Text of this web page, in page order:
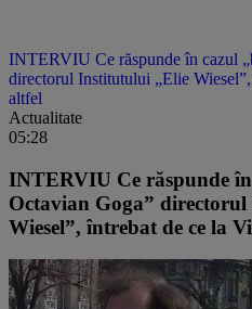
INTERVIU Ce răspunde în cazul
directorul Institutului „Elie
altfel
Actualitate
05:28
INTERVIU Ce răspunde
Octavian Goga”
Wiesel”, întrebat de ce la